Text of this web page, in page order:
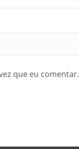
que eu comentar.